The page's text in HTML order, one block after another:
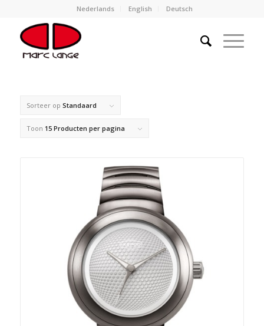
Nederlands English Deutsch
Sorteer op Standaard
Toon 15 Producten per pagina